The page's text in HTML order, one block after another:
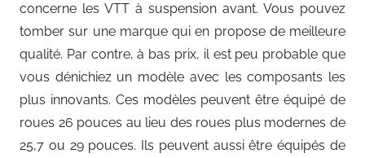
concerne les VTT à suspension avant. Vous pouvez
tomber sur une marque qui en propose de meilleure
qualité. Par contre, à bas prix, il est peu probable que
vous dénichiez un modèle avec les composants les
plus innovants. Ces modèles peuvent être équipé de
roues 26 pouces au lieu des roues plus modernes de
25,7 ou 29 pouces. Ils peuvent aussi être équipés de